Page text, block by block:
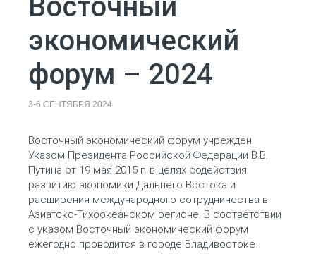
Восточный
экономический
форум – 2024
3-6 СЕНТЯБРЯ 2024
Восточный экономический форум учрежден
Указом Президента Российской Федерации В.В.
Путина от 19 мая 2015 г. в целях содействия
развитию экономики Дальнего Востока и
расширения международного сотрудничества в
Азиатско-Тихоокеанском регионе. В соответствии
с указом Восточный экономический форум
ежегодно проводится в городе Владивостоке.